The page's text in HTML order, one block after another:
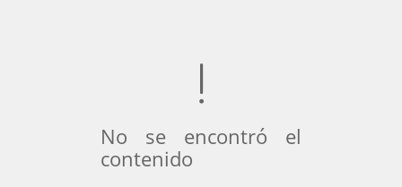
No se encontró el
contenido